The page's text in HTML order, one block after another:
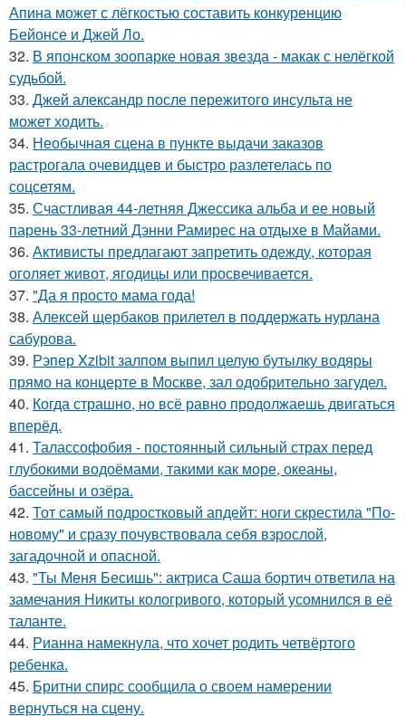
Апина может с лёгкостью составить конкуренцию
Бейонсе и Джей Ло.
32. В японском зоопарке новая звезда - макак с нелёгкой
судьбой.
33. Джей александр после пережитого инсульта не
может ходить.
34. Необычная сцена в пункте выдачи заказов
растрогала очевидцев и быстро разлетелась по
соцсетям.
35. Счастливая 44-летняя Джессика альба и ее новый
парень 33-летний Дэнни Рамирес на отдыхе в Майами.
36. Активисты предлагают запретить одежду, которая
оголяет живот, ягодицы или просвечивается.
37. "Да я просто мама года!
38. Алексей щербаков прилетел в поддержать нурлана
сабурова.
39. Рэпер Xzibit залпом выпил целую бутылку водяры
прямо на концерте в Москве, зал одобрительно загудел.
40. Когда страшно, но всё равно продолжаешь двигаться
вперёд.
41. Талассофобия - постоянный сильный страх перед
глубокими водоёмами, такими как море, океаны,
бассейны и озёра.
42. Тот самый подростковый апдейт: ноги скрестила "По-
новому" и сразу почувствовала себя взрослой,
загадочной и опасной.
43. "Ты Меня Бесишь": актриса Саша бортич ответила на
замечания Никиты кологривого, который усомнился в её
таланте.
44. Рианна намекнула, что хочет родить четвёртого
ребенка.
45. Бритни спирс сообщила о своем намерении
вернуться на сцену.